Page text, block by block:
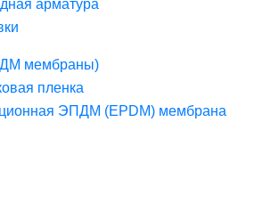
арматура
мембраны)
пленка
ЭПДМ (EPDM) мембрана